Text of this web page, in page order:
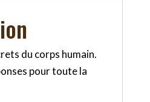
du corps humain.
pour toute la